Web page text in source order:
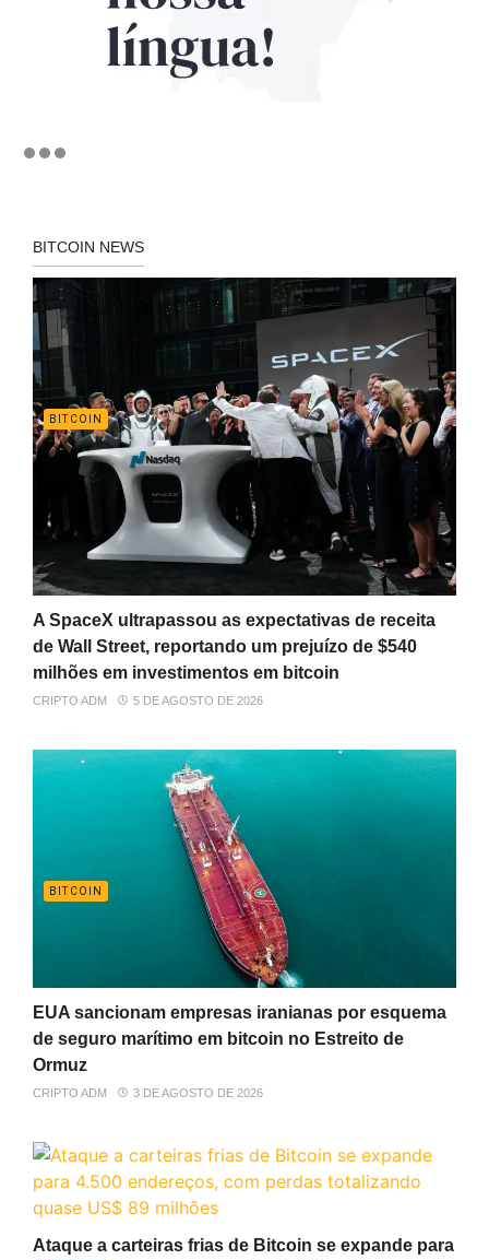
BITCOIN NEWS
BITCOIN
A SpaceX ultrapassou as expectativas de receita
de Wall Street, reportando um prejuízo de $540
milhões em investimentos em bitcoin
CRIPTO ADM 5 DE AGOSTO DE 2026
BITCOIN
EUA sancionam empresas iranianas por esquema
de seguro marítimo em bitcoin no Estreito de
Ormuz
CRIPTO ADM 3 DE AGOSTO DE 2026
Ataque a carteiras frias de Bitcoin se expande para